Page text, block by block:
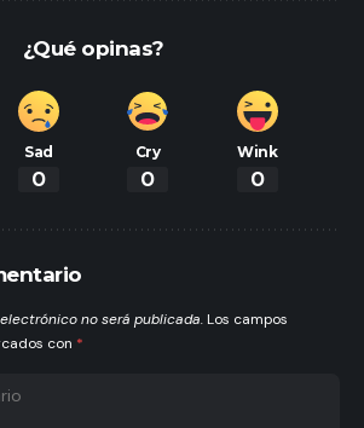
¿Qué opinas?
Sad
0
Cry
0
Wink
0
no será publicada. Los campos
con *